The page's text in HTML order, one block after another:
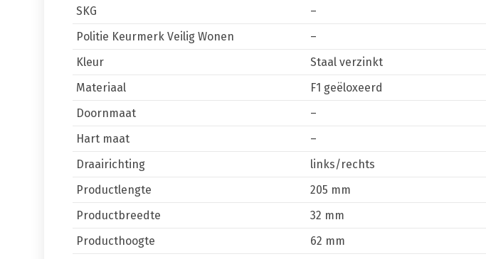
SKG
–
Politie Keurmerk Veilig Wonen
–
Kleur
Staal verzinkt
Materiaal
F1 geëloxeerd
Doornmaat
–
Hart maat
–
Draairichting
links/rechts
Productlengte
205 mm
Productbreedte
32 mm
Producthoogte
62 mm